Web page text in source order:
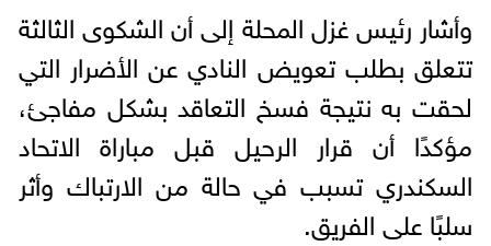
وأشار رئيس غزل المحلة إلى أن الشكوى الثالثة
تتعلق بطلب تعويض النادي عن الأضرار التي
لحقت به نتيجة فسخ التعاقد بشكل مفاجئ،
مؤكدًا أن قرار الرحيل قبل مباراة الاتحاد
السكندري تسبب في حالة من الارتباك وأثر
سلبًا على الفريق.